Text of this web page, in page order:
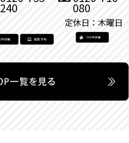
240 080
定休日：木曜日